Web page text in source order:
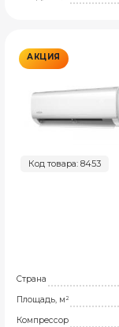
АКЦИЯ
Код товара: 8453
Страна
Площадь, м²
Компрессор